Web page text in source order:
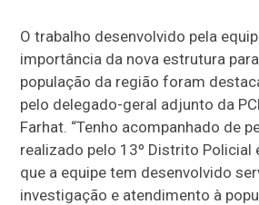
O trabalho desenvolvido pela
importância da nova estrutura
população da região foram
pelo delegado-geral adjunto da
Farhat. “Tenho acompanhado de
realizado pelo 13º Distrito Policial
que a equipe tem desenvolvido
investigação e atendimento à